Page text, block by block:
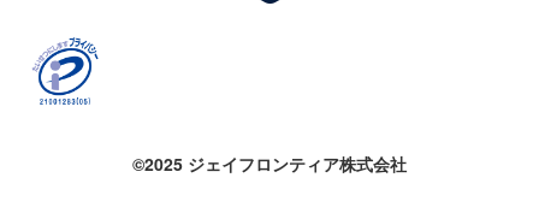
©2025 ジェイフロンティア株式会社